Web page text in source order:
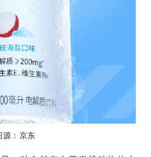
源：京东